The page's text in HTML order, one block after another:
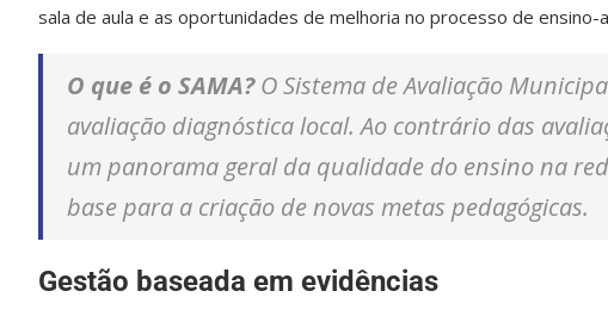
sala de aula e as oportunidades de melhoria no processo de ensino-
O que é o SAMA?O Sistema de Avaliação
avaliação diagnóstica local. Ao contrário das
um panorama geral da qualidade do ensino na
base para a criação de novas metas pedagógicas.
Gestão baseada em evidências